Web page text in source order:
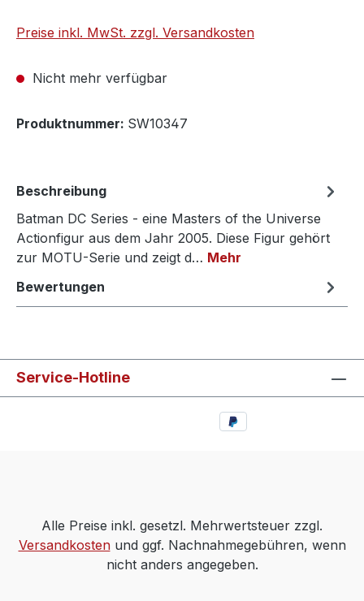
Preise inkl. MwSt. zzgl. Versandkosten
Nicht mehr verfügbar
Produktnummer: SW10347
Beschreibung
Batman DC Series - eine Masters of the Universe
Actionfigur aus dem Jahr 2005. Diese Figur gehört
zur MOTU-Serie und zeigt d… Mehr
Bewertungen
Service-Hotline
Alle Preise inkl. gesetzl. Mehrwertsteuer zzgl.
Versandkostenund ggf. Nachnahmegebühren, wenn
nicht anders angegeben.